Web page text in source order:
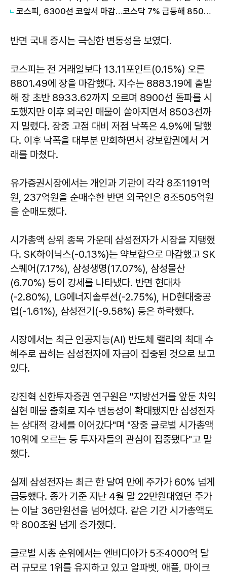
코스피, 6300선 코앞서 마감…코스닥 7% 급등해 850선 안착
반면 국내 증시는 극심한 변동성을 보였다.
코스피는 전 거래일보다 13.11포인트(0.15%) 오른
8801.49에 장을 마감했다. 지수는 8883.19에 출발
해 장 초반 8933.62까지 오르며 8900선 돌파를 시
도했지만 이후 외국인 매물이 쏟아지면서 8503선까
지 밀렸다. 장중 고점 대비 저점 낙폭은 4.9%에 달했
다. 이후 낙폭을 대부분 만회하면서 강보합권에서 거
래를 마쳤다.
유가증권시장에서는 개인과 기관이 각각 8조1191억
원, 237억원을 순매수한 반면 외국인은 8조505억원
을 순매도했다.
시가총액 상위 종목 가운데 삼성전자가 시장을 지탱했
다. SK하이닉스(-0.13%)는 약보합으로 마감했고 SK
스퀘어(7.17%), 삼성생명(17.07%), 삼성물산
(6.70%) 등이 강세를 나타냈다. 반면 현대차
(-2.80%), LG에너지솔루션(-2.75%), HD현대중공
업(-1.61%), 삼성전기(-9.58%) 등은 하락했다.
시장에서는 최근 인공지능(AI) 반도체 랠리의 최대 수
혜주로 꼽히는 삼성전자에 자금이 집중된 것으로 보고
있다.
강진혁 신한투자증권 연구원은 "지방선거를 앞둔 차익
실현 매물 출회로 지수 변동성이 확대됐지만 삼성전자
는 상대적 강세를 이어갔다"며 "장중 글로벌 시가총액
10위에 오르는 등 투자자들의 관심이 집중됐다"고 말
했다.
실제 삼성전자는 최근 한 달여 만에 주가가 60% 넘게
급등했다. 종가 기준 지난 4월 말 22만원대였던 주가
는 이날 36만원선을 넘어섰다. 같은 기간 시가총액도
약 800조원 넘게 증가했다.
글로벌 시총 순위에서는 엔비디아가 5조4000억 달
러 규모로 1위를 유지하고 있고 알파벳, 애플, 마이크